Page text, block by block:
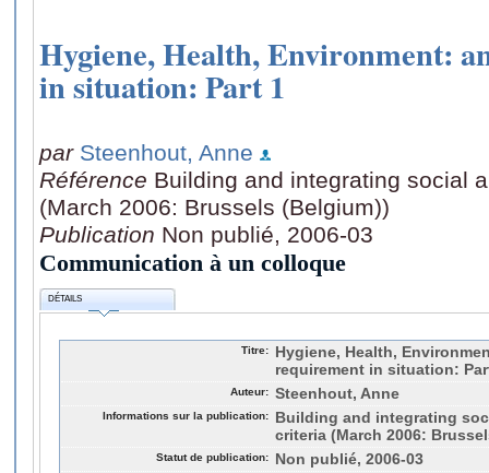
Hygiene, Health, Environment:
in situation: Part 1
par Steenhout, Anne
Référence Building and integrating social
(March 2006: Brussels (Belgium))
Publication Non publié, 2006-03
Communication à un colloque
DÉTAILS
Titre:
Hygiene, Health,
requirement in situation:
Auteur: Steenhout, Anne
Informations sur la publication:
Building and integrating
criteria (March 2006:
Statut de publication: Non publié, 2006-03